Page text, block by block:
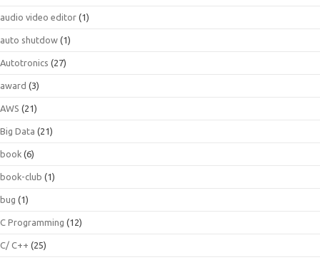
audio video editor (1)
auto shutdow (1)
Autotronics (27)
award (3)
AWS (21)
Big Data (21)
book (6)
book-club (1)
bug (1)
C Programming (12)
C/ C++ (25)